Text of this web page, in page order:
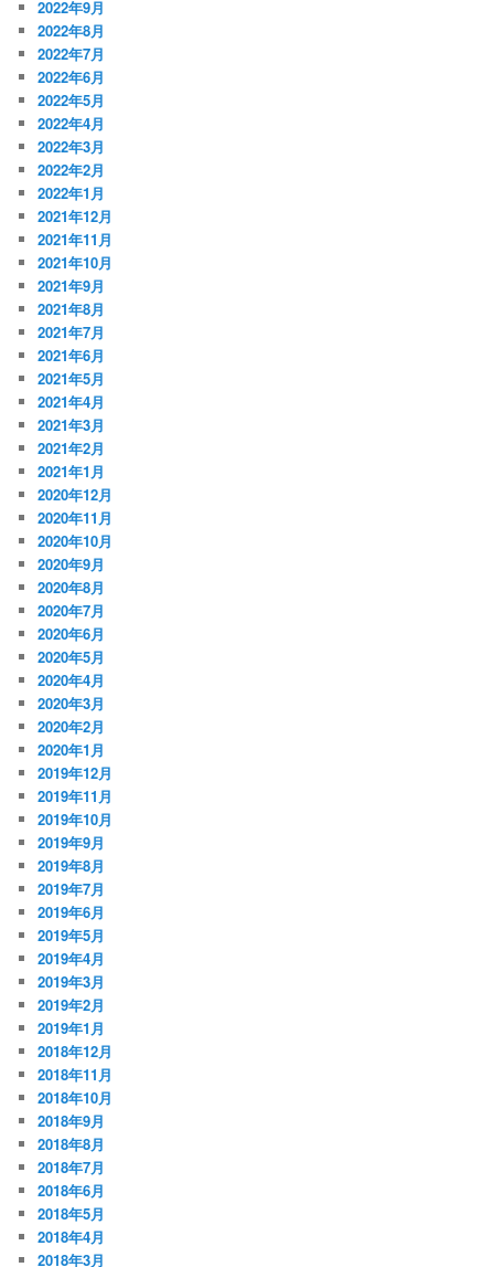
2022年9月
2022年8月
2022年7月
2022年6月
2022年5月
2022年4月
2022年3月
2022年2月
2022年1月
2021年12月
2021年11月
2021年10月
2021年9月
2021年8月
2021年7月
2021年6月
2021年5月
2021年4月
2021年3月
2021年2月
2021年1月
2020年12月
2020年11月
2020年10月
2020年9月
2020年8月
2020年7月
2020年6月
2020年5月
2020年4月
2020年3月
2020年2月
2020年1月
2019年12月
2019年11月
2019年10月
2019年9月
2019年8月
2019年7月
2019年6月
2019年5月
2019年4月
2019年3月
2019年2月
2019年1月
2018年12月
2018年11月
2018年10月
2018年9月
2018年8月
2018年7月
2018年6月
2018年5月
2018年4月
2018年3月